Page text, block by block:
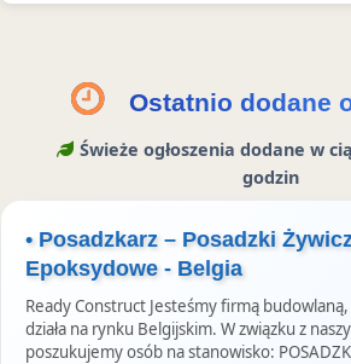
Ostatnio dodane
Świeże ogłoszenia dodane w
godzin
• Posadzkarz – Posadzki
Epoksydowe - Belgia
Ready Construct Jesteśmy firmą
działa na rynku Belgijskim. W związku z
poszukujemy osób na stanowisko: